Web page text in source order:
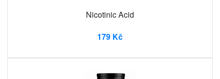
Nicotinic Acid
179 Kč